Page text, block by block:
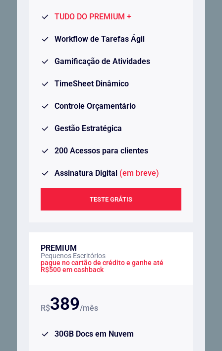
TUDO DO PREMIUM +
Workflow de Tarefas Ágil
Gamificação de Atividades
TimeSheet Dinâmico
Controle Orçamentário
Gestão Estratégica
200 Acessos para clientes
Assinatura Digital (em breve)
TESTE GRÁTIS
PREMIUM
Pequenos Escritórios
pague no cartão de crédito e ganhe até
R$500 em cashback
R$389/mês
30GB Docs em Nuvem